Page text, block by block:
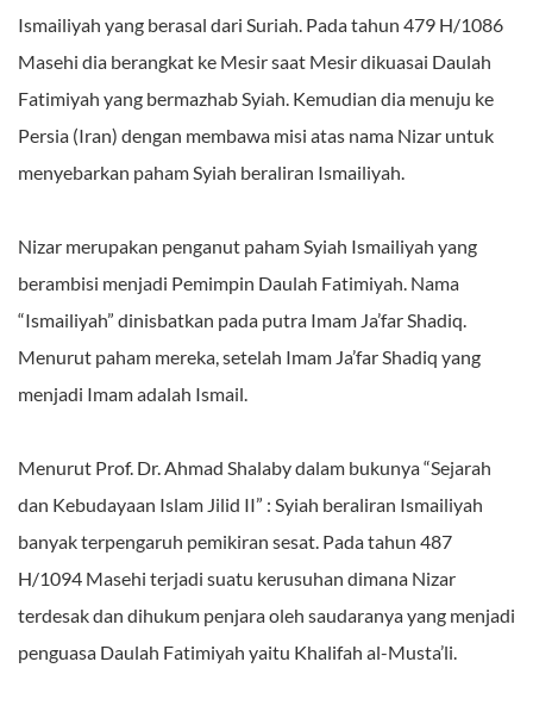
Ismailiyah yang berasal dari Suriah. Pada tahun 479 H/1086
Masehi dia berangkat ke Mesir saat Mesir dikuasai Daulah
Fatimiyah yang bermazhab Syiah. Kemudian dia menuju ke
Persia (Iran) dengan membawa misi atas nama Nizar untuk
menyebarkan paham Syiah beraliran Ismailiyah.
Nizar merupakan penganut paham Syiah Ismailiyah yang
berambisi menjadi Pemimpin Daulah Fatimiyah. Nama
“Ismailiyah” dinisbatkan pada putra Imam Ja’far Shadiq.
Menurut paham mereka, setelah Imam Ja’far Shadiq yang
menjadi Imam adalah Ismail.
Menurut Prof. Dr. Ahmad Shalaby dalam bukunya “Sejarah
dan Kebudayaan Islam Jilid II” : Syiah beraliran Ismailiyah
banyak terpengaruh pemikiran sesat. Pada tahun 487
H/1094 Masehi terjadi suatu kerusuhan dimana Nizar
terdesak dan dihukum penjara oleh saudaranya yang menjadi
penguasa Daulah Fatimiyah yaitu Khalifah al-Musta’li.